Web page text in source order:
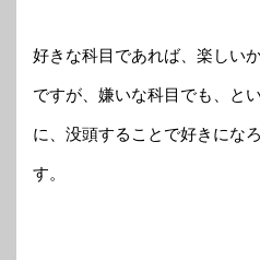
好きな科目であれば、楽しい
ですが、嫌いな科目でも、と
に、没頭することで好きにな
す。